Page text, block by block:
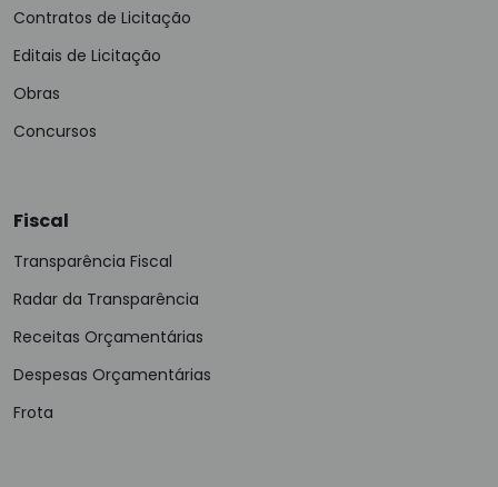
Contratos de Licitação
Editais de Licitação
Obras
Concursos
Fiscal
Transparência Fiscal
Radar da Transparência
Receitas Orçamentárias
Despesas Orçamentárias
Frota